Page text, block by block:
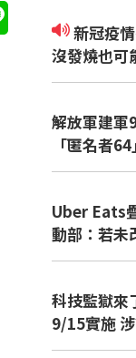
新冠疫情持續飆升 常見八大症狀
沒發燒也可
解放軍建軍
「匿名者
Uber Eats
動部：若未
科技監獄來
9/15實施